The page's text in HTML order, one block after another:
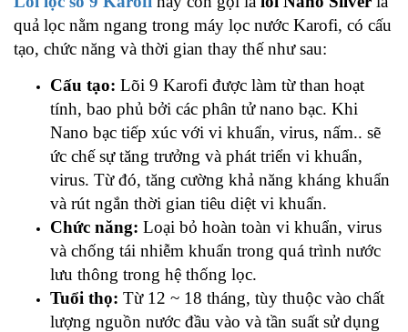
quả lọc nằm ngang trong máy lọc nước Karofi, có cấu
tạo, chức năng và thời gian thay thế như sau:
Cấu tạo: Lõi 9 Karofi được làm từ than hoạt
tính, bao phủ bởi các phân tử nano bạc. Khi
Nano bạc tiếp xúc với vi khuẩn, virus, nấm.. sẽ
ức chế sự tăng trưởng và phát triển vi khuẩn,
virus. Từ đó, tăng cường khả năng kháng khuẩn
và rút ngắn thời gian tiêu diệt vi khuẩn.
Chức năng: Loại bỏ hoàn toàn vi khuẩn, virus
và chống tái nhiễm khuẩn trong quá trình nước
lưu thông trong hệ thống lọc.
Tuổi thọ: Từ 12 ~ 18 tháng, tùy thuộc vào chất
lượng nguồn nước đầu vào và tần suất sử dụng